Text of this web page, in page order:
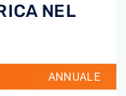
NEL
ANNUALE